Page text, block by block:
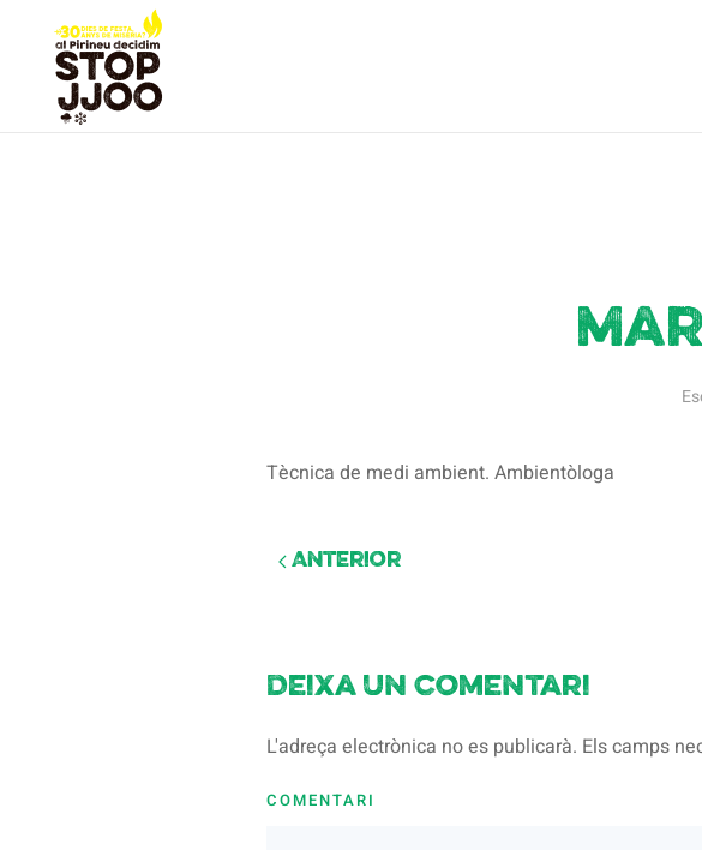
Tècnica de medi ambient. Ambientòloga
Anterior
Deixa un comentari
L'adreça electrònica no es publicarà. Els camps
COMENTARI